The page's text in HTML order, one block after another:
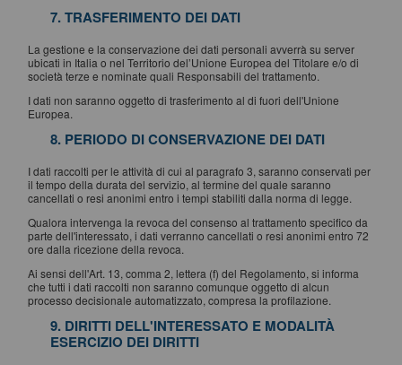
7. TRASFERIMENTO DEI DATI
La gestione e la conservazione dei dati personali avverrà su server
ubicati in Italia o nel Territorio del’Unione Europea del Titolare e/o di
società terze e nominate quali Responsabili del trattamento.
I dati non saranno oggetto di trasferimento al di fuori dell'Unione
Europea.
8. PERIODO DI CONSERVAZIONE DEI DATI
I dati raccolti per le attività di cui al paragrafo 3, saranno conservati per
il tempo della durata del servizio, al termine del quale saranno
cancellati o resi anonimi entro i tempi stabiliti dalla norma di legge.
Qualora intervenga la revoca del consenso al trattamento specifico da
parte dell'interessato, i dati verranno cancellati o resi anonimi entro 72
ore dalla ricezione della revoca.
Ai sensi dell'Art. 13, comma 2, lettera (f) del Regolamento, si informa
che tutti i dati raccolti non saranno comunque oggetto di alcun
processo decisionale automatizzato, compresa la profilazione.
9. DIRITTI DELL'INTERESSATO E MODALITÀ
ESERCIZIO DEI DIRITTI